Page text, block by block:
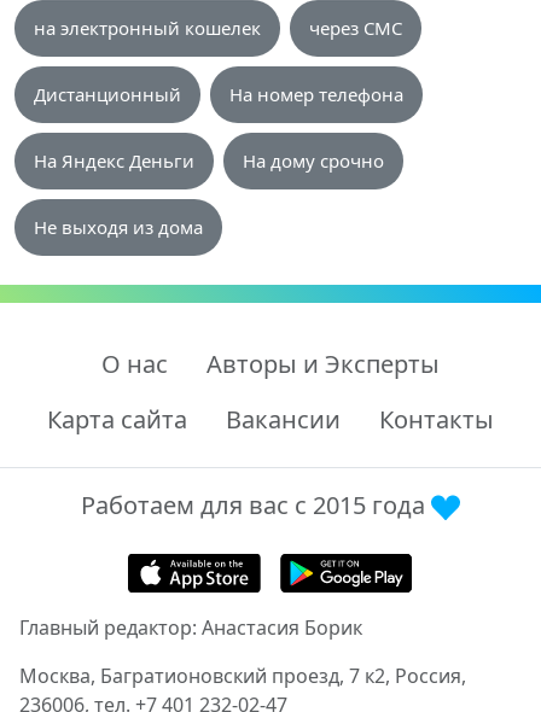
на электронный кошелек через СМС
Дистанционный На номер телефона
На Яндекс Деньги На дому срочно
Не выходя из дома
О нас
Авторы и Эксперты
Карта сайта
Вакансии Контакты
Работаем для вас с 2015 года
Главный редактор: Анастасия Борик
Москва, Багратионовский проезд, 7 к2, Россия,
236006, тел. +7 401 232-02-47